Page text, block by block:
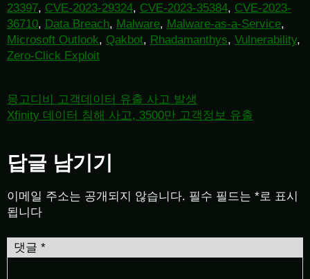
23397, CVE-2023-29324, CVE-2023-35384, CVE-2023-
36710, Data Breach, Malware, Malware-as-a-Service,
Microsoft Outlook, Qakbot, Rhadamanthys, Vulnerability,
Zero-Click Exploit
몽고디비 고객데이터 유출 사고 발생
Xfinity 데이터 침해 사고, 3500만 고객정보 유출
답글 남기기
이메일 주소는 공개되지 않습니다. 필수 필드는 *로 표시
됩니다
댓글 *